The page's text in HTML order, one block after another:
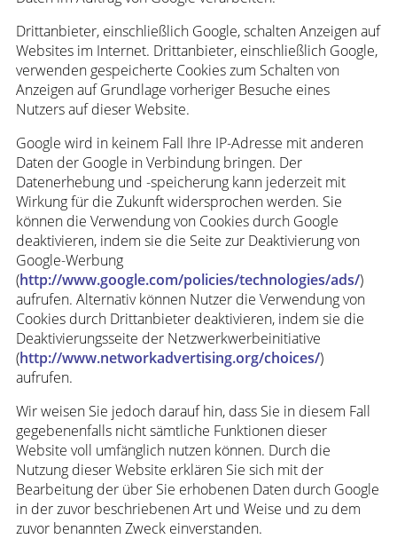
Drittanbieter, einschließlich Google, schalten Anzeigen auf
Websites im Internet. Drittanbieter, einschließlich Google,
verwenden gespeicherte Cookies zum Schalten von
Anzeigen auf Grundlage vorheriger Besuche eines
Nutzers auf dieser Website.
Google wird in keinem Fall Ihre IP-Adresse mit anderen
Daten der Google in Verbindung bringen. Der
Datenerhebung und -speicherung kann jederzeit mit
Wirkung für die Zukunft widersprochen werden. Sie
können die Verwendung von Cookies durch Google
deaktivieren, indem sie die Seite zur Deaktivierung von
Google-Werbung
(http://www.google.com/policies/technologies/ads/)
aufrufen. Alternativ können Nutzer die Verwendung von
Cookies durch Drittanbieter deaktivieren, indem sie die
Deaktivierungsseite der Netzwerkwerbeinitiative
(http://www.networkadvertising.org/choices/)
aufrufen.
Wir weisen Sie jedoch darauf hin, dass Sie in diesem Fall
gegebenenfalls nicht sämtliche Funktionen dieser
Website voll umfänglich nutzen können. Durch die
Nutzung dieser Website erklären Sie sich mit der
Bearbeitung der über Sie erhobenen Daten durch Google
in der zuvor beschriebenen Art und Weise und zu dem
zuvor benannten Zweck einverstanden.